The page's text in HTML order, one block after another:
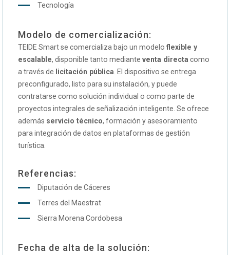
Tecnología
Modelo de comercialización:
TEIDE Smart se comercializa bajo un modeloflexible y
escalable, disponible tanto medianteventa directa como
a través de licitación pública . El dispositivo se entrega
preconfigurado, listo para su instalación, y puede
contratarse como solución individual o como parte de
proyectos integrales de señalización inteligente. Se ofrece
además servicio técnico, formación y asesoramiento
para integración de datos en plataformas de gestión
turística.
Referencias:
Diputación de Cáceres
Terres del Maestrat
Sierra Morena Cordobesa
Fecha de alta de la solución: